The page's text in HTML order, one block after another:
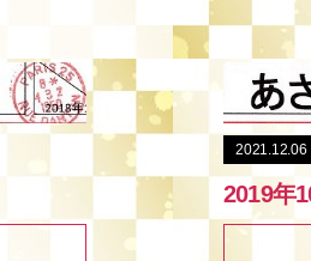
2021.12.06
2019年